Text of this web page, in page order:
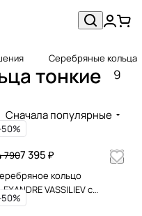
Серебряные кольца
тонкие 9
Сначала популярные
7 395 ₽
790
кольцо
VASSILIEV с